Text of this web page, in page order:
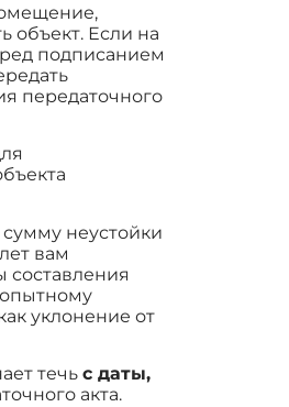
объект. Если на
подписанием
передаточного
неустойки
вам
составления
уклонение от
течь с даты,
акта.